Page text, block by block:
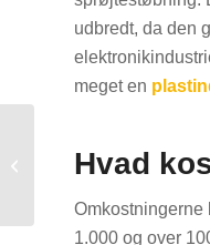
udbredt, da den
meget en
Hvad
Omkostningerne
1.000 og over
mængder: Komplet